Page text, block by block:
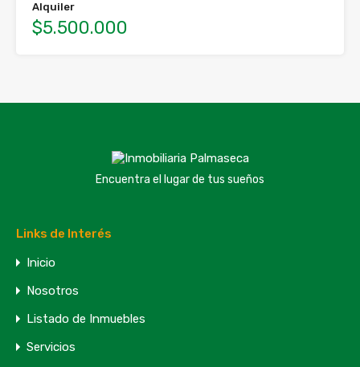
Alquiler
$5.500.000
Encuentra el lugar de tus sueños
Links de Interés
Inicio
Nosotros
Listado de Inmuebles
Servicios